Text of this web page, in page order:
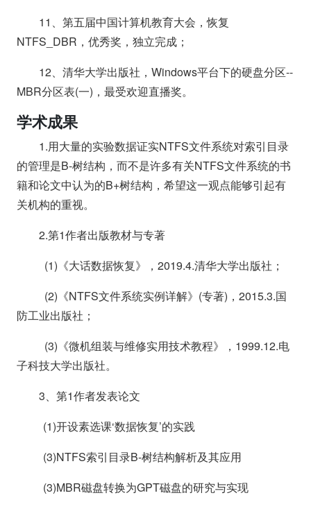
11、第五届中国计算机教育大会，恢复
NTFS_DBR，优秀奖，独立完成；
12、清华大学出版社，Windows平台下的硬盘分区--
MBR分区表(一)，最受欢迎直播奖。
学术成果
1.用大量的实验数据证实NTFS文件系统对索引目录
的管理是B-树结构，而不是许多有关NTFS文件系统的书
籍和论文中认为的B+树结构，希望这一观点能够引起有
关机构的重视。
2.第1作者出版教材与专著
(1)《大话数据恢复》，2019.4.清华大学出版社；
(2)《NTFS文件系统实例详解》(专著)，2015.3.国
防工业出版社；
(3)《微机组装与维修实用技术教程》，1999.12.电
子科技大学出版社。
3、第1作者发表论文
(1)开设素选课‘数据恢复’的实践
(3)NTFS索引目录B-树结构解析及其应用
(3)MBR磁盘转换为GPT磁盘的研究与实现